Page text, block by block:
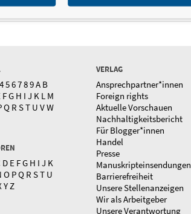
456789A B
FG H I J K L M
Q R ST U VW
D E FG H I J K
O PQ R ST U
Y Z
VERLAG
Ansprechpartner*innen
Foreign rights
Aktuelle Vorschauen
Nachhaltigkeitsbericht
Für Blogger*innen
Handel
Presse
Manuskripteinsendungen
Barrierefreiheit
Unsere Stellenanzeigen
Wir als Arbeitgeber
Unsere Verantwortung